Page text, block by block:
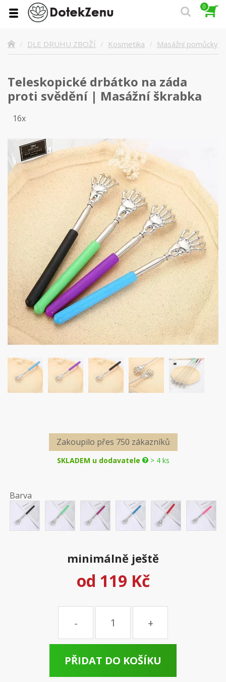
0
DLE DRUHU ZBOŽÍ Kosmetika Masážní pomůcky
Teleskopické drbátko na záda
proti svědění | Masážní škrabka
16x
Zakoupilo přes 750 zákazníků
SKLADEM u dodavatele > 4 ks
Barva
minimálně ještě
od 119 Kč
Množství
PŘIDAT DO KOŠÍKU